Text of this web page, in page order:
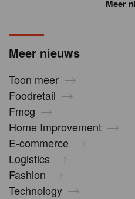
Meer nieuws
Toon meer
Foodretail
Fmcg
Home Improvement
E-commerce
Logistics
Fashion
Technology
Meer